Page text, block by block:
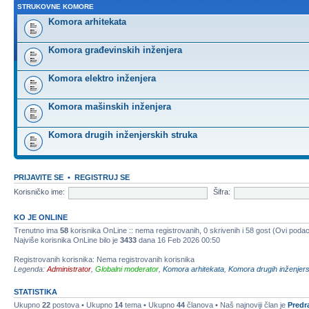
STRUKOVNE KOMORE
Komora arhitekata
Komora građevinskih inženjera
Komora elektro inženjera
Komora mašinskih inženjera
Komora drugih inženjerskih struka
PRIJAVITE SE • REGISTRUJ SE
Korisničko ime:
Šifra:
KO JE ONLINE
Trenutno ima 58 korisnika OnLine :: nema registrovanih, 0 skrivenih i 58 gost (Ovi
Najviše korisnika OnLine bilo je 3433 dana 16 Feb 2026 00:50
Registrovanih korisnika: Nema registrovanih korisnika
Legenda: Administrator Globalni moderator Komora arhitekata Komora drugih
STATISTIKA
Ukupno 22 postova • Ukupno 14 tema • Ukupno 44 članova • Naš najnoviji član je